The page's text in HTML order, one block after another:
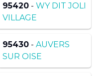
95420 - WY DIT JOLI
VILLAGE
95430 - AUVERS
SUR OISE